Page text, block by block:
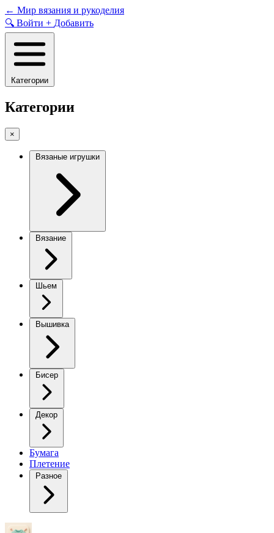
Skip
to
content
← Мир вязания и рукоделия
🔍 Войти + Добавить
Категории
Категории
×
Вязаные игрушки
Вязание
Шьем
Вышивка
Бисер
Декор
Бумага
Плетение
Разное